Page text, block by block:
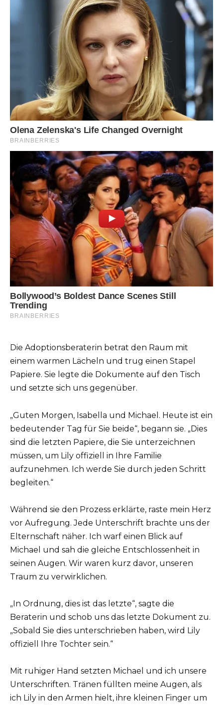
Die Adoptionsberaterin betrat den Raum mit
einem warmen Lächeln und trug einen Stapel
Papiere. Sie legte die Dokumente auf den Tisch
und setzte sich uns gegenüber.
„Guten Morgen, Isabella und Michael. Heute ist ein
bedeutender Tag für Sie beide“, begann sie. „Dies
sind die letzten Papiere, die Sie unterzeichnen
müssen, um Lily offiziell in Ihre Familie
aufzunehmen. Ich werde Sie durch jeden Schritt
begleiten.“
Während sie den Prozess erklärte, raste mein Herz
vor Aufregung. Jede Unterschrift brachte uns der
Elternschaft näher. Ich warf einen Blick auf
Michael und sah die gleiche Entschlossenheit in
seinen Augen. Wir waren kurz davor, unseren
Traum zu verwirklichen.
„In Ordnung, dies ist das letzte“, sagte die
Beraterin und schob uns das letzte Dokument zu.
„Sobald Sie dies unterschrieben haben, wird Lily
offiziell Ihre Tochter sein.“
Mit ruhiger Hand setzten Michael und ich unsere
Unterschriften. Tränen füllten meine Augen, als
ich Lily in den Armen hielt, ihre kleinen Finger um